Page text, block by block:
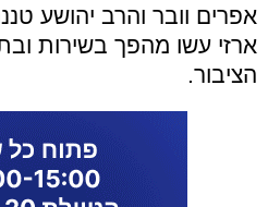
אפרים וובר והרב יהושע
ארזי עשו מהפך בשירות
הציבור.